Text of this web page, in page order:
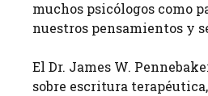
muchos psicólogos como
nuestros pensamientos y
El Dr. James W.
sobre escritura